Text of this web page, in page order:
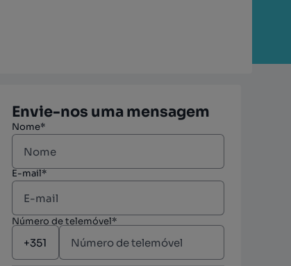
Envie-nos uma mensagem
Nome*
E-mail*
Número de telemóvel*